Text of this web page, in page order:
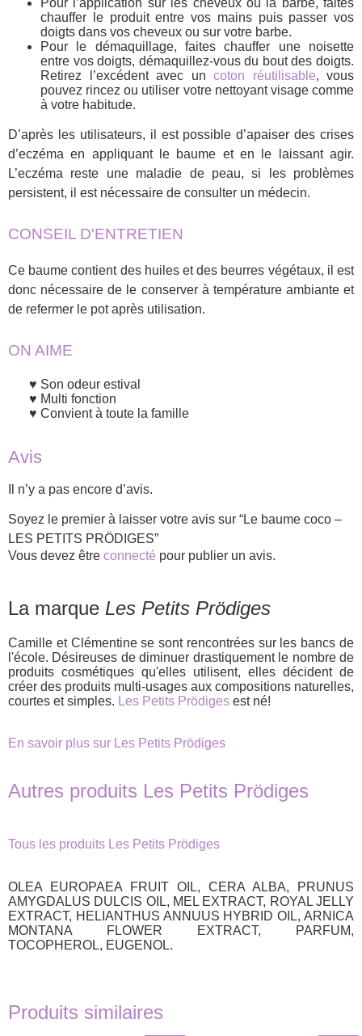
chauffer le produit entre vos mains puis passer vos
doigts dans vos cheveux ou sur votre barbe.
Pour le démaquillage, faites chauffer une noisette
entre vos doigts, démaquillez-vous du bout des doigts.
Retirez l’excédent avec un coton réutilisable, vous
pouvez rincez ou utiliser votre nettoyant visage comme
à votre habitude.
D’après les utilisateurs, il est possible d’apaiser des crises
d’eczéma en appliquant le baume et en le laissant agir.
L’eczéma reste une maladie de peau, si les problèmes
persistent, il est nécessaire de consulter un médecin.
CONSEIL D'ENTRETIEN
Ce baume contient des huiles et des beurres végétaux, il est
donc nécessaire de le conserver à température ambiante et
de refermer le pot après utilisation.
ON AIME
Son odeur estival
Multi fonction
Convient à toute la famille
Avis
Il n’y a pas encore d’avis.
Soyez le premier à laisser votre avis sur “Le baume coco –
LES PETITS PRÖDIGES”
Vous devez être connecté pour publier un avis.
La marque Les Petits Prödiges
Camille et Clémentine se sont rencontrées sur les bancs de
l'école. Désireuses de diminuer drastiquement le nombre de
produits cosmétiques qu'elles utilisent, elles décident de
créer des produits multi-usages aux compositions naturelles,
courtes et simples. Les Petits Prödiges est né!
En savoir plus sur Les Petits Prödiges
Autres produits Les Petits Prödiges
Tous les produits Les Petits Prödiges
OLEA EUROPAEA FRUIT OIL, CERA ALBA, PRUNUS
AMYGDALUS DULCIS OIL, MEL EXTRACT, ROYAL JELLY
EXTRACT, HELIANTHUS ANNUUS HYBRID OIL, ARNICA
MONTANA FLOWER EXTRACT, PARFUM,
TOCOPHEROL, EUGENOL.
Produits similaires